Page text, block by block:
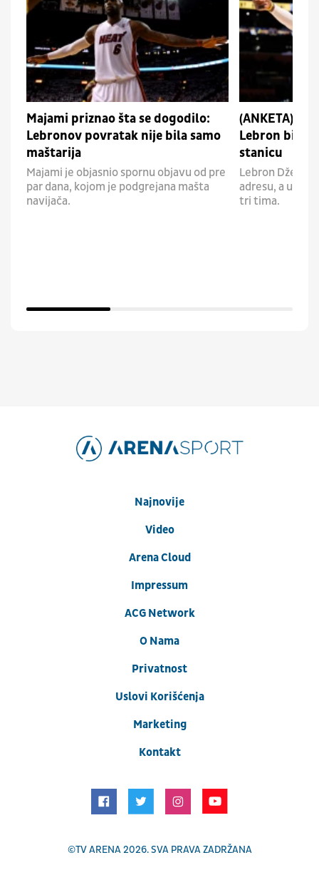
Majami priznao šta se dogodilo:
Lebronov povratak nije bila samo
maštarija
Majami je objasnio spornu objavu od pre
par dana, kojom je podgrejana mašta
navijača.
(ANKETA)
Lebron bira
stanicu
Lebron Džejms
adresu, a u trci
tri tima.
Najnovije
Video
Arena Cloud
Impressum
ACG Network
O Nama
Privatnost
Uslovi Korišćenja
Marketing
Kontakt
©TV ARENA2026. SVA PRAVA ZADRŽANA